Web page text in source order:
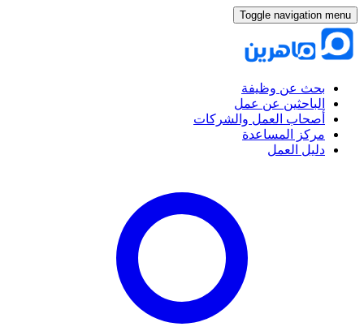
Toggle navigation menu
بحث عن وظيفة
الباحثين عن عمل
أصحاب العمل والشركات
مركز المساعدة
دليل العمل